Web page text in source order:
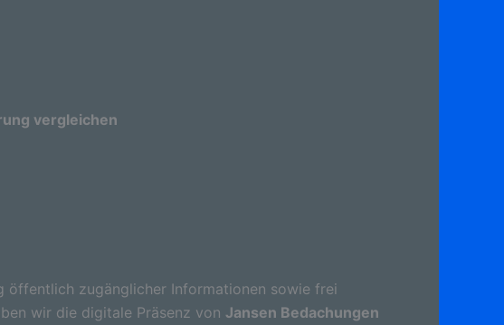
vergleichen
öffentlich zugänglicher Informationen sowie frei
wir die digitale Präsenz von Jansen Bedachungen